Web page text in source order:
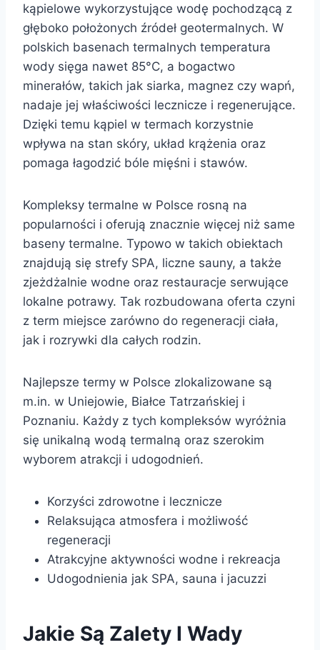
kąpielowe wykorzystujące wodę pochodzącą z
głęboko położonych źródeł geotermalnych. W
polskich basenach termalnych temperatura
wody sięga nawet 85°C, a bogactwo
minerałów, takich jak siarka, magnez czy wapń,
nadaje jej właściwości lecznicze i regenerujące.
Dzięki temu kąpiel w termach korzystnie
wpływa na stan skóry, układ krążenia oraz
pomaga łagodzić bóle mięśni i stawów.
Kompleksy termalne w Polsce rosną na
popularności i oferują znacznie więcej niż same
baseny termalne. Typowo w takich obiektach
znajdują się strefy SPA, liczne sauny, a także
zjeżdżalnie wodne oraz restauracje serwujące
lokalne potrawy. Tak rozbudowana oferta czyni
z term miejsce zarówno do regeneracji ciała,
jak i rozrywki dla całych rodzin.
Najlepsze termy w Polsce zlokalizowane są
m.in. w Uniejowie, Białce Tatrzańskiej i
Poznaniu. Każdy z tych kompleksów wyróżnia
się unikalną wodą termalną oraz szerokim
wyborem atrakcji i udogodnień.
Korzyści zdrowotne i lecznicze
Relaksująca atmosfera i możliwość
regeneracji
Atrakcyjne aktywności wodne i rekreacja
Udogodnienia jak SPA, sauna i jacuzzi
Jakie Są Zalety I Wady